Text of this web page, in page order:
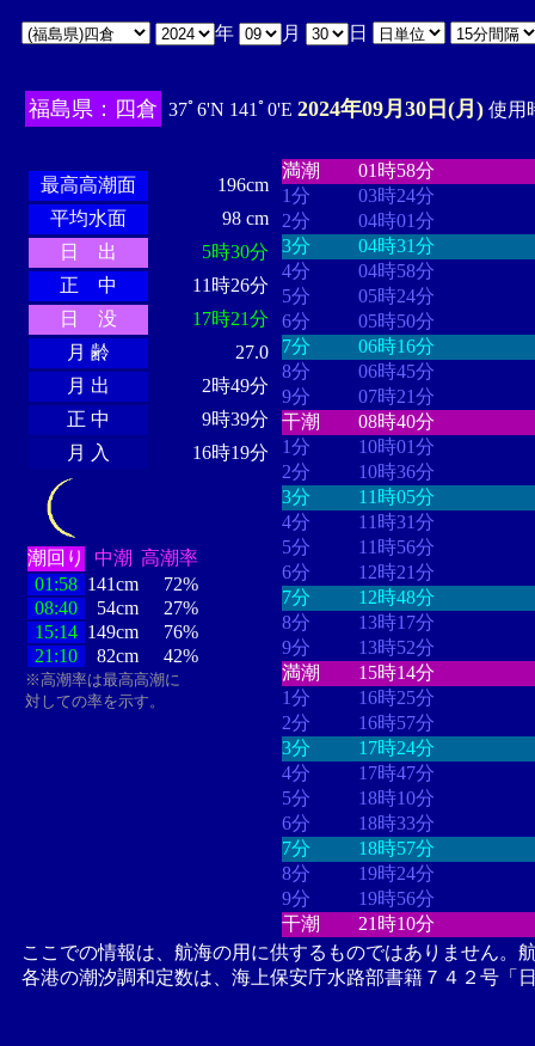
年 月 日
福島県：四倉 37ﾟ6'N 141ﾟ0'E 2024年09月30日(月) 使用
最高高潮面
196cm
平均水面
98 cm
日 出
5時30分
正 中
11時26分
日 没
17時21分
月 齢
27.0
月 出
2時49分
正 中
9時39分
月 入
16時19分
潮回り 中潮 高潮率
01:58 141cm
72%
08:40
54cm
27%
15:14 149cm
76%
21:10
82cm 42%
※高潮率は最高高潮に
対しての率を示す。
満潮
01時58分
1分
03時24分
2分
04時01分
3分
04時31分
4分
04時58分
5分
05時24分
6分
05時50分
7分
06時16分
8分
06時45分
9分
07時21分
干潮
08時40分
1分
10時01分
2分
10時36分
3分
11時05分
4分
11時31分
5分
11時56分
6分
12時21分
7分
12時48分
8分
13時17分
9分
13時52分
満潮
15時14分
1分
16時25分
2分
16時57分
3分
17時24分
4分
17時47分
5分
18時10分
6分
18時33分
7分
18時57分
8分
19時24分
9分
19時56分
干潮
21時10分
ここでの情報は、航海の用に供するものではありません。
各港の潮汐調和定数は、海上保安庁水路部書籍７４２号「